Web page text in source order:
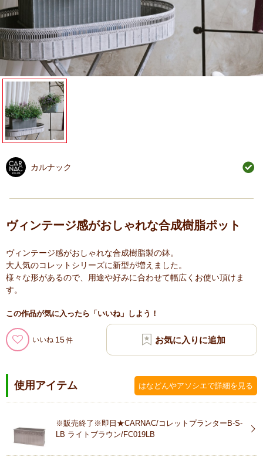
カルナック
ヴィンテージ感がおしゃれな合成樹脂ポット
ヴィンテージ感がおしゃれな合成樹脂製の鉢。
大人気のコレットシリーズに新型が増えました。
様々な形があるので、用途や好みに合わせて幅広くお使い頂けま
す。
この作品が気に入ったら「いいね」しよう！
いいね 15
使用アイテム はなどんやアソシエで詳細を見る
※販売終了※即日★CARNAC/コレットプランターB-S-
LB ライトブラウン/FC019LB